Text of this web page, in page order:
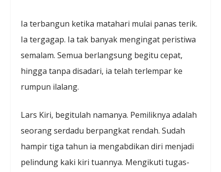
Ia terbangun ketika matahari mulai panas terik.
Ia tergagap. Ia tak banyak mengingat peristiwa
semalam. Semua berlangsung begitu cepat,
hingga tanpa disadari, ia telah terlempar ke
rumpun ilalang.
Lars Kiri, begitulah namanya. Pemiliknya adalah
seorang serdadu berpangkat rendah. Sudah
hampir tiga tahun ia mengabdikan diri menjadi
pelindung kaki kiri tuannya. Mengikuti tugas-